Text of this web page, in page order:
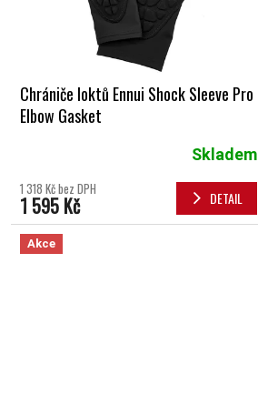
Chrániče loktů Ennui Shock Sleeve Pro
Elbow Gasket
Skladem
1 318 Kč bez DPH
1 595 Kč DETAIL
Akce